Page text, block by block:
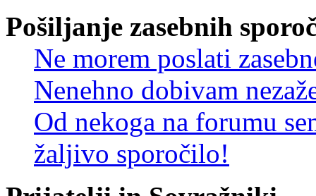
Pošiljanje zasebnih
Ne morem poslati
Nenehno dobivam
Od nekoga na forumu
žaljivo sporočilo!